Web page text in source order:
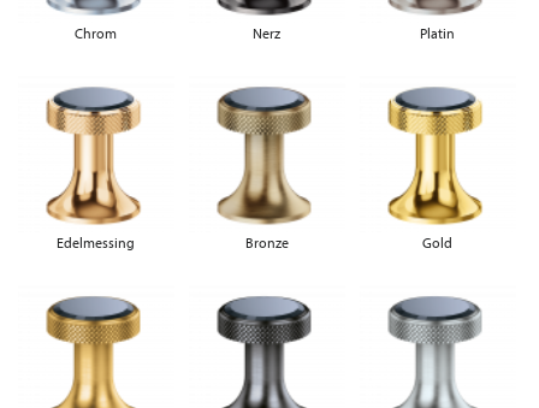
Chrom Nerz Platin
Edelmessing Bronze Gold